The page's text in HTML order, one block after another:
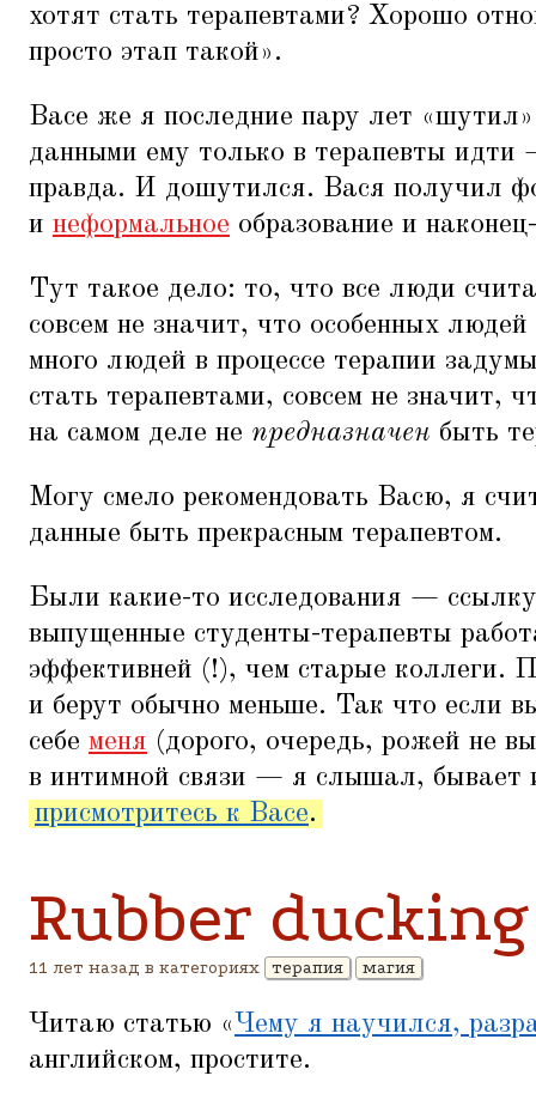
хотят стать терапевтами? Хорошо
просто этап такой».
Васе же я последние пару лет «шутил»
данными ему только в терапевты идти
правда. И дошутился. Вася получил
и неформальное образование и
Тут такое дело: то, что все люди
совсем не значит, что особенных
много людей в процессе терапии
стать терапевтами, совсем не значит,
на самом деле не предназначен быть
Могу смело рекомендовать Васю, я
данные быть прекрасным терапевтом.
Были какие-то исследования —
выпущенные студенты-терапевты
эффективней (!), чем старые коллеги.
и берут обычно меньше. Так что если
себе меня (дорого, очередь, рожей не
в интимной связи — я слышал, бывает
присмотритесь к Васе.
Rubber ducking
11 лет назад в категориях терапия магия
Читаю статью « Чему я научился,
английском, простите.